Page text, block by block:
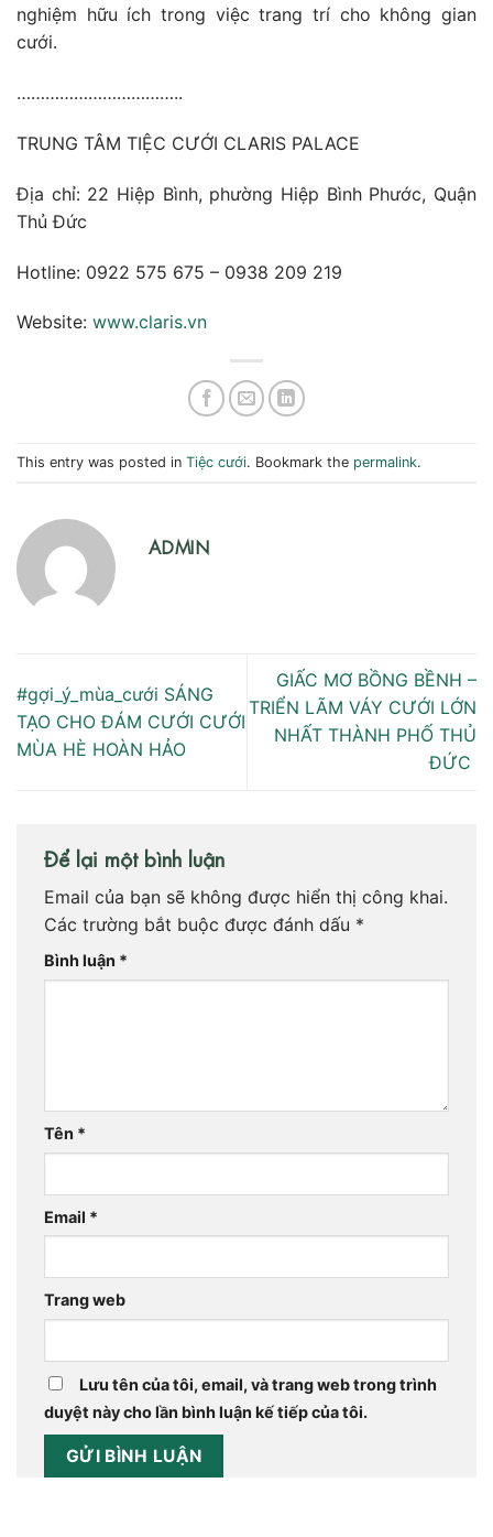
nghiệm hữu ích trong việc trang trí cho không gian
cưới.
……………………………..
TRUNG TÂM TIỆC CƯỚI CLARIS PALACE
Địa chỉ: 22 Hiệp Bình, phường Hiệp Bình Phước, Quận
Thủ Đức
Hotline: 0922 575 675 – 0938 209 219
Website: www.claris.vn
This entry was posted in Tiệc cưới. Bookmark the permalink.
ADMIN
#gợi_ý_mùa_cưới SÁNG
TẠO CHO ĐÁM CƯỚI CƯỚI
MÙA HÈ HOÀN HẢO
GIẤC MƠ BỒNG BỀNH –
TRIỂN LÃM VÁY CƯỚI LỚN
NHẤT THÀNH PHỐ THỦ
ĐỨC
Để lại một bình luận
Email của bạn sẽ không được hiển thị công khai.
Các trường bắt buộc được đánh dấu *
Bình luận *
Tên *
Email *
Trang web
Lưu tên của tôi, email, và trang web trong trình
duyệt này cho lần bình luận kế tiếp của tôi.